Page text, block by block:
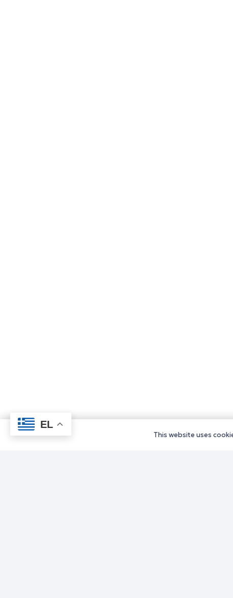
EL
This website uses